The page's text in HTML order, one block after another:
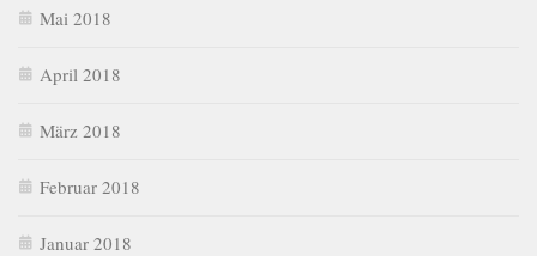
Mai 2018
April 2018
März 2018
Februar 2018
Januar 2018